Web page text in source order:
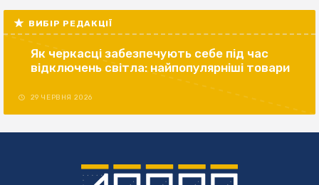
ВИБІР РЕДАКЦІЇ
Як черкасці забезпечують себе під час
відключень світла: найпопулярніші товари
29 ЧЕРВНЯ 2026